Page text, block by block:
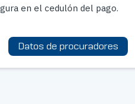
en el cedulón del pago.
Datos de procuradores